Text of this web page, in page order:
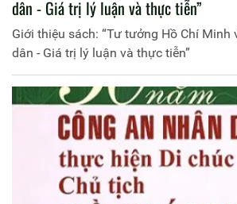
dân - Giá trị lý luận và thực tiễn”
Giới thiệu sách: “Tư tưởng Hồ Chí Minh
dân - Giá trị lý luận và thực tiễn”